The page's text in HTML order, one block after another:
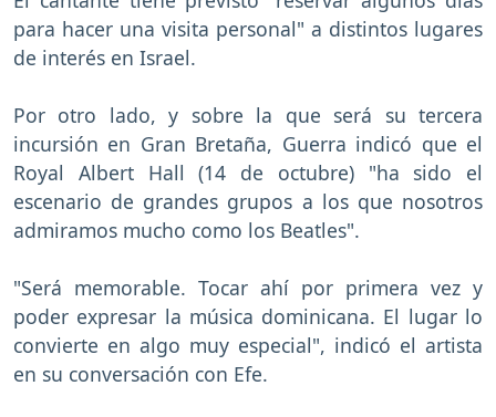
para hacer una visita personal" a distintos lugares
de interés en Israel.
Por otro lado, y sobre la que será su tercera
incursión en Gran Bretaña, Guerra indicó que el
Royal Albert Hall (14 de octubre) "ha sido el
escenario de grandes grupos a los que nosotros
admiramos mucho como los Beatles".
"Será memorable. Tocar ahí por primera vez y
poder expresar la música dominicana. El lugar lo
convierte en algo muy especial", indicó el artista
en su conversación con Efe.